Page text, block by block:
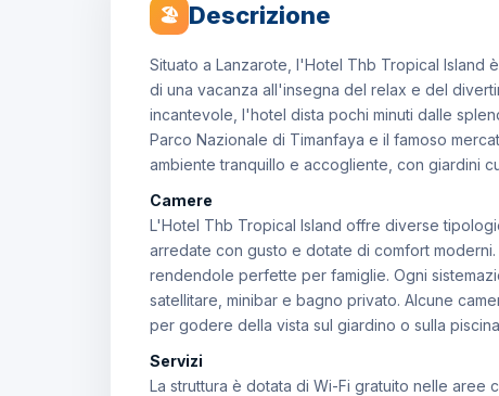
🏖 Descrizione
Situato a Lanzarote, l'Hotel Thb Tropical Island
di una vacanza all'insegna del relax e del
incantevole, l'hotel dista pochi minuti dalle
Parco Nazionale di Timanfaya e il famoso
ambiente tranquillo e accogliente, con giardini
Camere
L'Hotel Thb Tropical Island offre diverse
arredate con gusto e dotate di comfort
rendendole perfette per famiglie. Ogni
satellitare, minibar e bagno privato. Alcune
per godere della vista sul giardino o sulla
Servizi
La struttura è dotata di Wi-Fi gratuito nelle aree